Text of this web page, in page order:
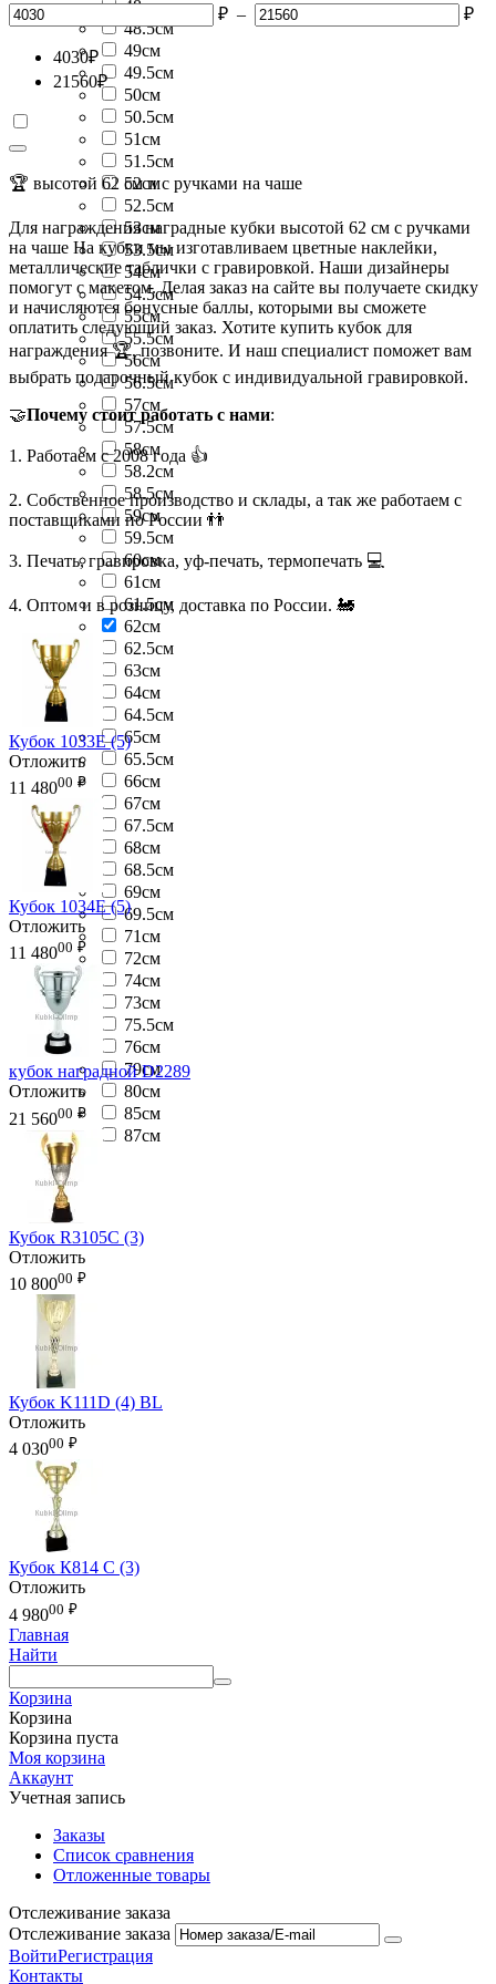
48см
48.5см
49см
49.5см
50см
50.5см
51см
51.5см
52см
52.5см
53см
53.5см
54см
54.5см
55см
55.5см
56см
56.5см
57см
57.5см
58см
58.2см
58.5см
59см
59.5см
60см
61см
61.5см
62см
62.5см
63см
64см
64.5см
65см
65.5см
66см
67см
67.5см
68см
68.5см
69см
69.5см
71см
72см
74см
73см
75.5см
76см
79см
80см
85см
87см
₽ – ₽
4030₽
21560₽
🏆 высотой 62 см и с ручками на чаше
Для награждения наградные кубки высотой 62 см с ручками
на чаше На кубки мы изготавливаем цветные наклейки,
металлические таблички с гравировкой. Наши дизайнеры
помогут с макетом. Делая заказ на сайте вы получаете скидку
и начисляются бонусные баллы, которыми вы сможете
оплатить следующий заказ. Хотите купить кубок для
награждения 🏆, позвоните. И наш специалист поможет вам
выбрать подарочный кубок с индивидуальной гравировкой.
🤝Почему стоит работать с нами:
1. Работаем с 2008 года 👍
2. Собственное производство и склады, а так же работаем с
поставщиками по России 👬
3. Печать, гравировка, уф-печать, термопечать 💻
4. Оптом и в розницу, доставка по России. 🚂
Кубок 1033E (5)
Отложить
11 48000 ₽
Кубок 1034E (5)
Отложить
11 48000 ₽
кубок наградной D2289
Отложить
21 56000 ₽
Кубок R3105C (3)
Отложить
10 80000 ₽
Кубок K111D (4) BL
Отложить
4 03000 ₽
Кубок К814 C (3)
Отложить
4 98000 ₽
Главная
Найти
Корзина
Корзина
Корзина пуста
Моя корзина
Аккаунт
Учетная запись
Заказы
Список сравнения
Отложенные товары
Отслеживание заказа
Отслеживание заказа
ВойтиРегистрация
Контакты